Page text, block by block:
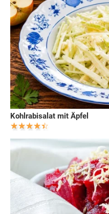
Kohlrabisalat mit Äpfel